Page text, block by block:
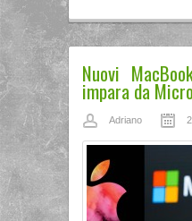
Nuovi
impara da
Adriano